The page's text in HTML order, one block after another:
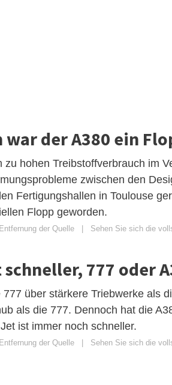
war der A380 ein
zu hohen Treibstoffverbrauch im
zwischen den
Fertigungshallen in Toulouse
Flopp geworden.
der Quelle Sehen Sie sich die
schneller, 777 oder
777 über stärkere Triebwerke als
als die 777. Dennoch hat die
ist immer noch schneller.
der Quelle Sehen Sie sich die